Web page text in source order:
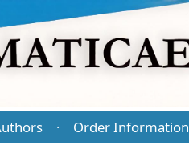
· Order Information